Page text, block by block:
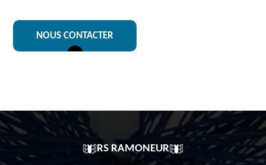
NOUS CONTACTER
RS RAMONEUR